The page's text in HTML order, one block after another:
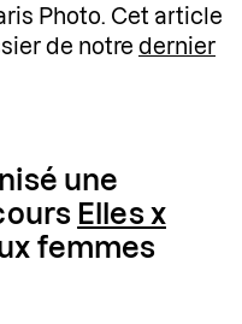
Photo. Cet article
de notre dernier
une
Elles x
femmes